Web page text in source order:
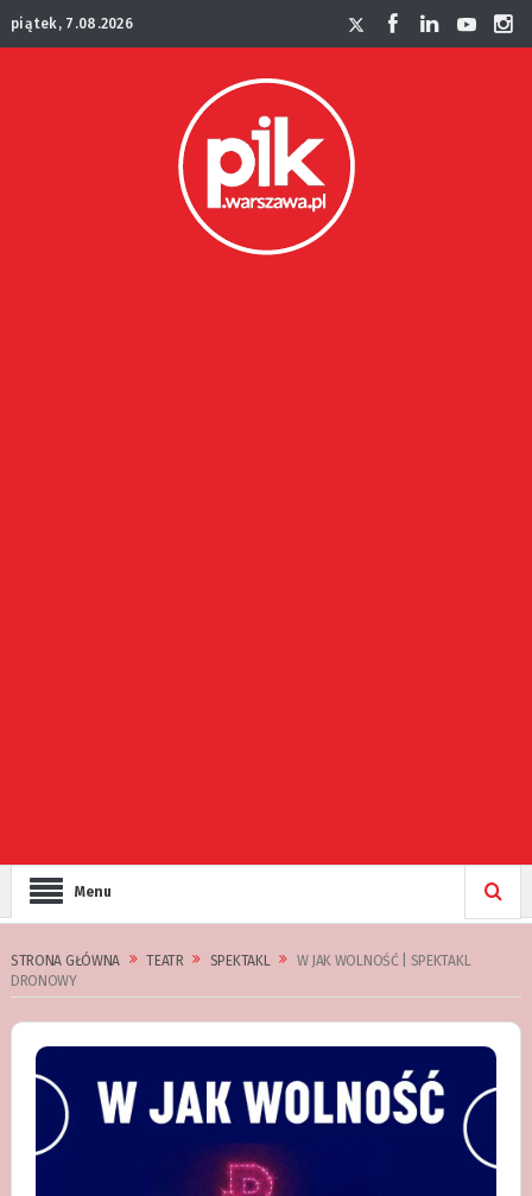
piątek, 7.08.2026
Menu
STRONA GŁÓWNA TEATR SPEKTAKL
W JAK WOLNOŚĆ | SPEKTAKL
DRONOWY